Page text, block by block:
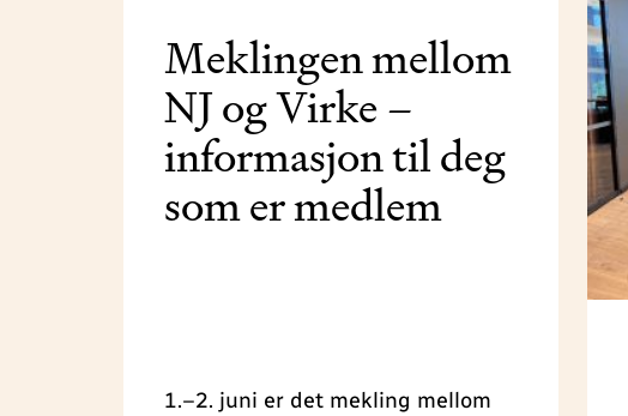
Meklingen mellom
NJ og Virke –
informasjon til deg
som er medlem
1.–2. juni er det mekling mellom